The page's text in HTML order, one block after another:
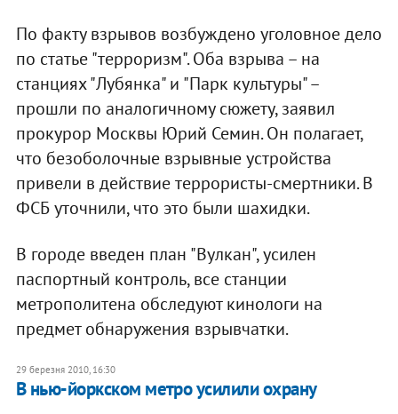
По факту взрывов возбуждено уголовное дело
по статье "терроризм". Оба взрыва – на
станциях "Лубянка" и "Парк культуры" –
прошли по аналогичному сюжету, заявил
прокурор Москвы Юрий Семин. Он полагает,
что безоболочные взрывные устройства
привели в действие террористы-смертники. В
ФСБ уточнили, что это были шахидки.
В городе введен план "Вулкан", усилен
паспортный контроль, все станции
метрополитена обследуют кинологи на
предмет обнаружения взрывчатки.
29 березня 2010, 16:30
В нью-йоркском метро усилили охрану